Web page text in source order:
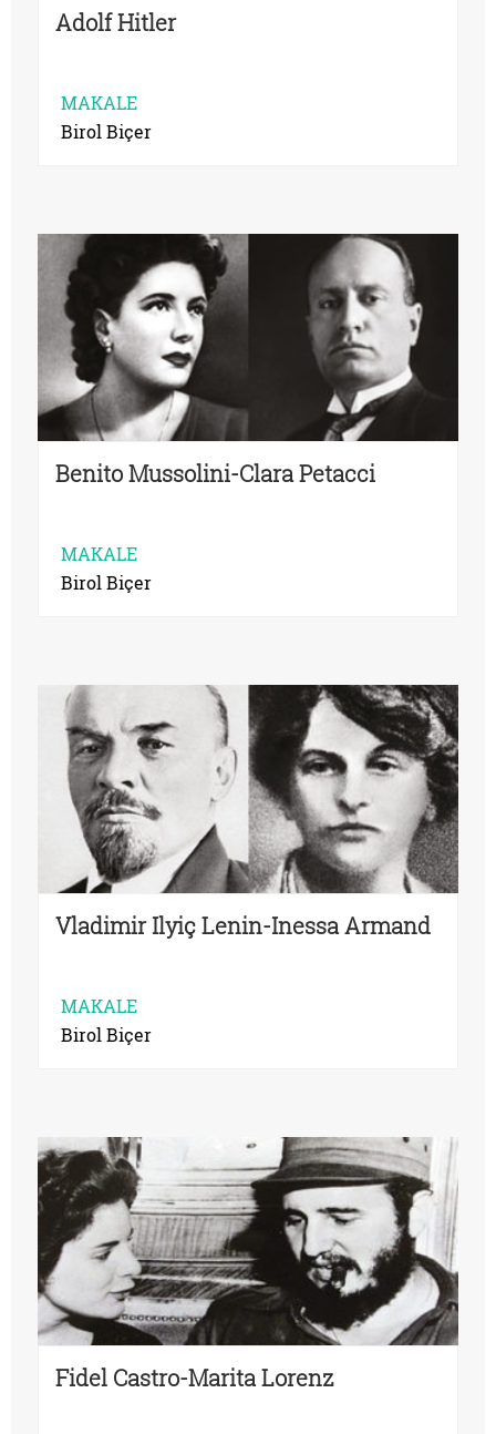
Adolf Hitler
MAKALE
Birol Biçer
Benito Mussolini-Clara Petacci
MAKALE
Birol Biçer
Vladimir Ilyiç Lenin-Inessa Armand
MAKALE
Birol Biçer
Fidel Castro-Marita Lorenz